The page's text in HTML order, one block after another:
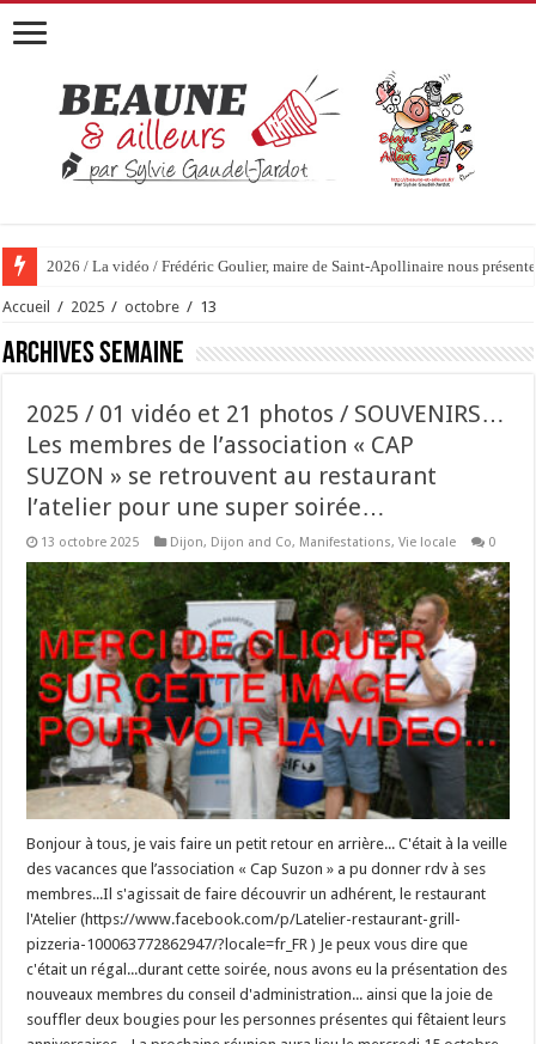
2026 / La vidéo / Frédéric Goulier, maire de Saint-Apollinaire nous
Accueil / 2025 / octobre / 13
Archives semaine
2025 / 01 vidéo et 21 photos / SOUVENIRS…
Les membres de l’association « CAP
SUZON » se retrouvent au restaurant
l’atelier pour une super soirée…
13 octobre 2025 Dijon, Dijon and Co, Manifestations,Vie locale 0
Bonjour à tous, je vais faire un petit retour en arrière... C'était à la veille
des vacances que l’association « Cap Suzon » a pu donner rdv à ses
membres...Il s'agissait de faire découvrir un adhérent, le restaurant
l'Atelier (https://www.facebook.com/p/Latelier-restaurant-grill-
pizzeria-100063772862947/?locale=fr_FR ) Je peux vous dire que
c'était un régal...durant cette soirée, nous avons eu la présentation des
nouveaux membres du conseil d'administration... ainsi que la joie de
souffler deux bougies pour les personnes présentes qui fêtaient leurs